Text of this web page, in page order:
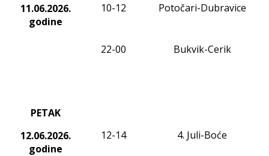
11.06.2026.
godine
10-12 Potočari-Dubravice
22-00 Bukvik-Cerik
PETAK
12.06.2026.
godine
12-14 4. Juli-Boće